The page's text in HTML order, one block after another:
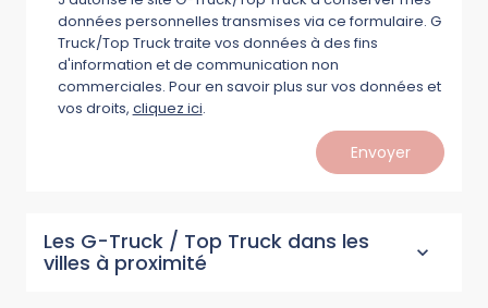
données personnelles transmises via ce formulaire. G
Truck/Top Truck traite vos données à des fins
d'information et de communication non
commerciales. Pour en savoir plus sur vos données et
vos droits, cliquez ici.
Envoyer
Les G-Truck / Top Truck dans les
villes à proximité